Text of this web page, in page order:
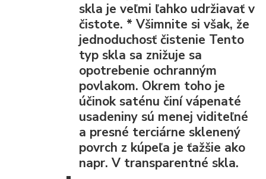
skla je veľmi ľahko udržiavať v
čistote. *Všimnite si však, že
jednoduchosť čistenie Tento
typ skla sa znižuje sa
opotrebenie ochranným
povlakom. Okrem toho je
účinok saténu činí vápenaté
usadeniny sú menej viditeľné
a presné terciárne sklenený
povrch z kúpeľa je ťažšie ako
napr. V transparentné skla.